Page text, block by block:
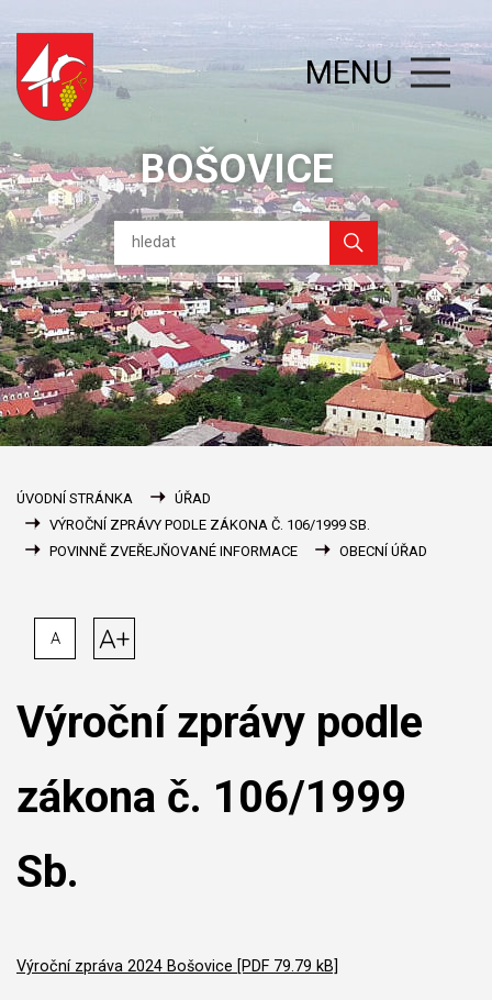
BOŠOVICE
MENU
ÚVODNÍ STRÁNKA
ÚŘAD
VÝROČNÍ ZPRÁVY PODLE ZÁKONA Č. 106/1999 SB.
POVINNĚ ZVEŘEJŇOVANÉ INFORMACE
OBECNÍ ÚŘAD
A A+
Výroční zprávy podle
zákona č. 106/1999
Sb.
Výroční zpráva 2024 Bošovice [PDF 79.79 kB]